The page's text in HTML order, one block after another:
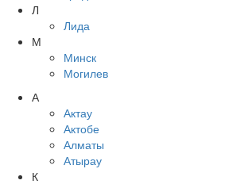
Л
Лида
М
Минск
Могилев
А
Актау
Актобе
Алматы
Атырау
К